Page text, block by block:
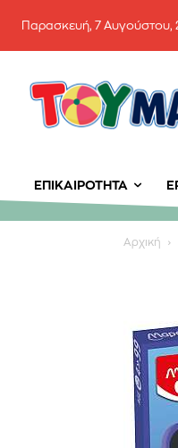
Παρασκευή, 7 Αυγούστου,
ΕΠΙΚΑΙΡΌΤΗΤΑ
Αρχική